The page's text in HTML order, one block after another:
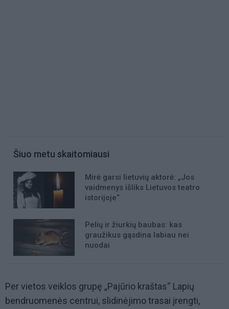
Šiuo metu skaitomiausi
Mirė garsi lietuvių aktorė: „Jos
vaidmenys išliks Lietuvos teatro
istorijoje“
Pelių ir žiurkių baubas: kas
graužikus gąsdina labiau nei
nuodai
Per vietos veiklos grupę „Pajūrio kraštas“ Lapių
bendruomenės centrui, slidinėjimo trasai įrengti,